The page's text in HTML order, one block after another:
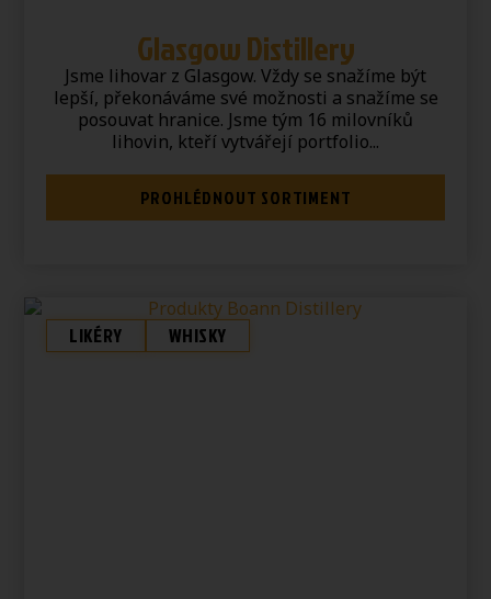
Glasgow Distillery
Jsme lihovar z Glasgow. Vždy se snažíme být
lepší, překonáváme své možnosti a snažíme se
posouvat hranice. Jsme tým 16 milovníků
lihovin, kteří vytvářejí portfolio...
PROHLÉDNOUT SORTIMENT
LIKÉRY WHISKY